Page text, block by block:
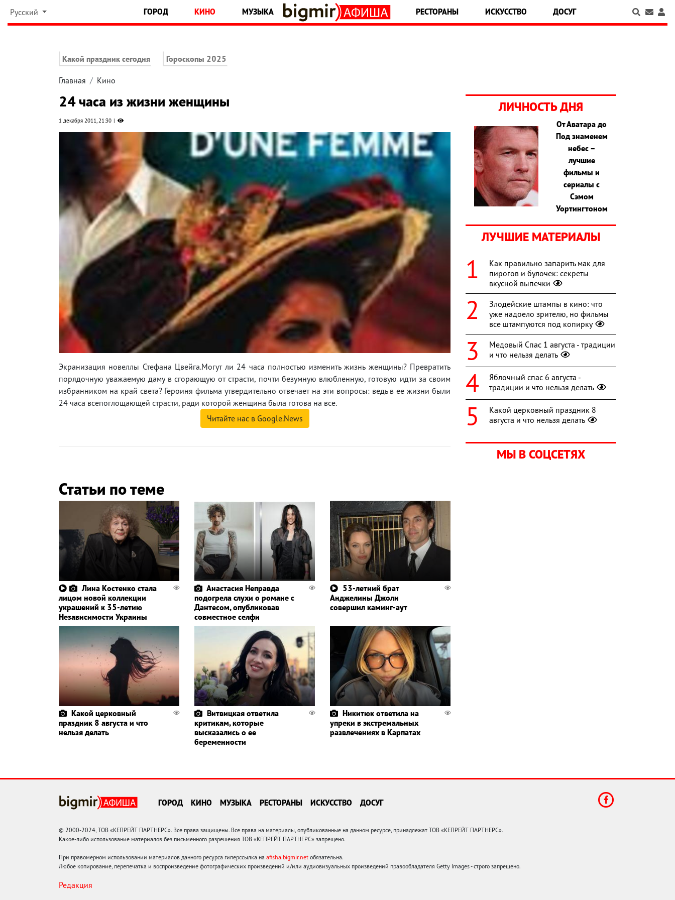
Русский ГОРОД КИНО МУЗЫКА РЕСТОРАНЫ ИСКУССТВО ДОСУГ
Какой праздник сегодня Гороскопы 2025
Главная Кино
24 часа из жизни женщины
1 декабря 2011, 21:30
Экранизация новеллы Стефана Цвейга.Могут ли 24 часа полностью изменить жизнь женщины? Превратить
порядочную уважаемую даму в сгорающую от страсти, почти безумную влюбленную, готовую идти за своим
избранником на край света? Героиня фильма утвердительно отвечает на эти вопросы: ведь в ее жизни были
24 часа всепоглощающей страсти, ради которой женщина была готова на все.
Читайте нас в Google.News
Статьи по теме
Лина Костенко стала
лицом новой коллекции
украшений к 35-летию
Независимости Украины
Анастасия Неправда
подогрела слухи о романе с
Дантесом, опубликовав
совместное селфи
53-летний брат
Анджелины Джоли
совершил каминг-аут
Какой церковный
праздник 8 августа и что
нельзя делать
Витвицкая ответила
критикам, которые
высказались о ее
беременности
Никитюк ответила на
упреки в экстремальных
развлечениях в Карпатах
ЛИЧНОСТЬ ДНЯ
От Аватара до
Под знаменем
небес –
лучшие
фильмы и
сериалы с
Сэмом
Уортингтоном
ЛУЧШИЕ МАТЕРИАЛЫ
Как правильно запарить мак для
пирогов и булочек: секреты
вкусной выпечки
Злодейские штампы в кино: что
уже надоело зрителю, но фильмы
все штампуются под копирку
Медовый Спас 1 августа - традиции
и что нельзя делать
Яблочный спас 6 августа -
традиции и что нельзя делать
Какой церковный праздник 8
августа и что нельзя делать
МЫ В СОЦСЕТЯХ
ГОРОД КИНО МУЗЫКА РЕСТОРАНЫ ИСКУССТВО ДОСУГ
© 2000-2024, ТОВ «КЕПРЕЙТ ПАРТНЕРС». Все права защищены. Все права на материалы, опубликованные на данном ресурсе, принадлежат ТОВ «КЕПРЕЙТ ПАРТНЕРС».
Какое-либо использование материалов без письменного разрешения ТОВ «КЕПРЕЙТ ПАРТНЕРС» запрещено.
При правомерном использовании материалов данного ресурса гиперссылка на afisha.bigmir.net обязательна.
Любое копирование, перепечатка и воспроизведение фотографических произведений и/или аудиовизуальных произведений правообладателя Getty Images - строго запрещено.
Редакция